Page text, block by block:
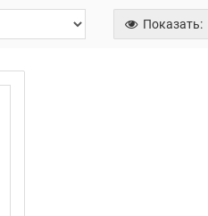
Показать: